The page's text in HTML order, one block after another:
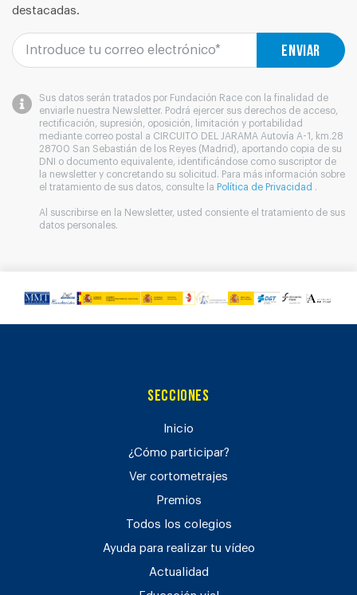
destacadas.
Enviar
Sus datos serán tratados por Fundación Race con la finalidad de
enviarle nuestra Newsletter. Podrá ejercer sus derechos de acceso,
rectificación, supresión, oposición, limitación y portabilidad
mediante correo postal a CIRCUITO DEL JARAMA Autovía A-1, km.28
28700 San Sebastián de los Reyes (Madrid), aportando copia de su
DNI o documento equivalente, identificándose como suscriptor de
la newsletter y concretando su solicitud. Para más información sobre
el tratamiento de sus datos, consulte la Política de Privacidad .
Al suscribirse en la Newsletter, usted consiente el tratamiento de sus
datos personales.
Secciones
Inicio
¿Cómo participar?
Ver cortometrajes
Premios
Todos los colegios
Ayuda para realizar tu vídeo
Actualidad